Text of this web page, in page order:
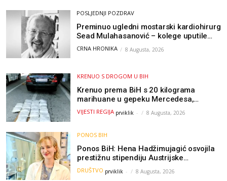
POSLJEDNJI POZDRAV
Preminuo ugledni mostarski kardiohirurg
Sead Mulahasanović – kolege uputile
emotivnu oproštajnu poruku
CRNA HRONIKA 8 Augusta, 2026
KRENUO S DROGOM U BIH
Krenuo prema BiH s 20 kilograma
marihuane u gepeku Mercedesa,
policija ga uhapsila na granici
VIJESTI REGIJA prviklik - 8 Augusta, 2026
PONOS BIH
Ponos BiH: Hena Hadžimujagić osvojila
prestižnu stipendiju Austrijske
akademije nauka, njeno istraživanje
moglo bi pomoći djeci širom svijeta
DRUŠTVO prviklik - 8 Augusta, 2026